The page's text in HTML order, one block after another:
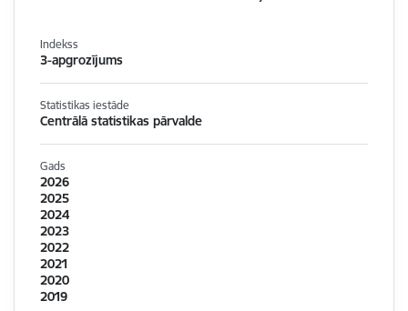
Indekss
3-apgrozījums
Statistikas iestāde
Centrālā statistikas pārvalde
Gads
2026
2025
2024
2023
2022
2021
2020
2019